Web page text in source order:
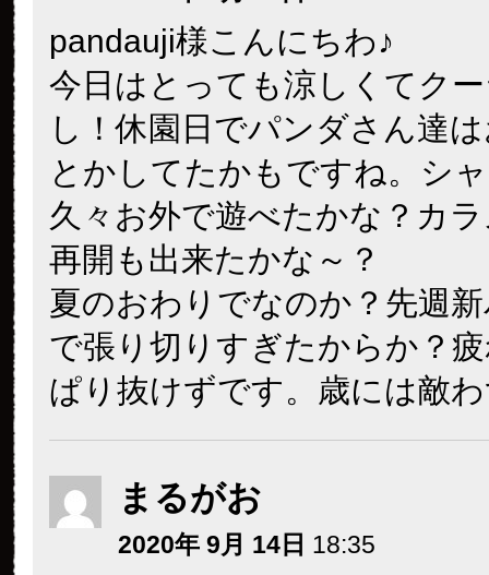
pandauji様こんにちわ♪
今日はとっても涼しくてク
し！休園日でパンダさん達
とかしてたかもですね。シ
久々お外で遊べたかな？カ
再開も出来たかな～？
夏のおわりでなのか？先週
で張り切りすぎたからか？
ぱり抜けずです。歳には敵
まるがお
2020年 9月 14日 18:35